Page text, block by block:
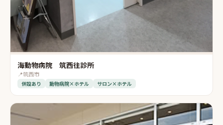
海動物病院 筑西往診所
📍筑西市
併設あり 動物病院×ホテル サロン×ホテル